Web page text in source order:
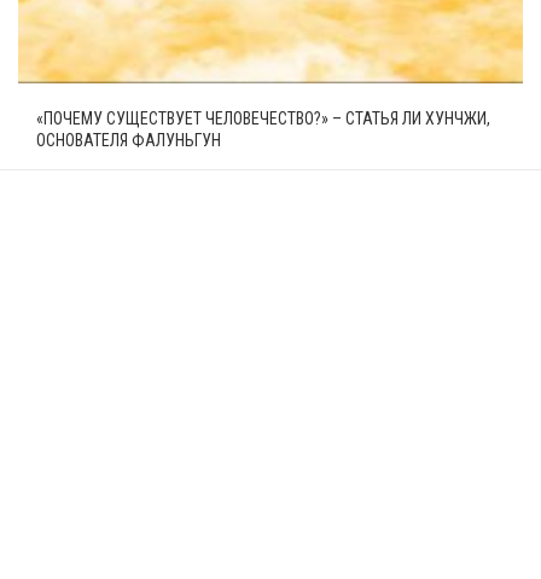
«ПОЧЕМУ СУЩЕСТВУЕТ ЧЕЛОВЕЧЕСТВО?» – СТАТЬЯ ЛИ ХУНЧЖИ,
ОСНОВАТЕЛЯ ФАЛУНЬГУН